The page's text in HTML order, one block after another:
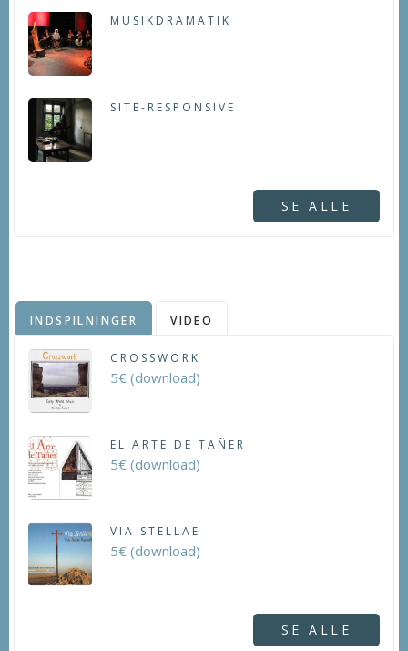
MUSIKDRAMATIK
SITE-RESPONSIVE
SE ALLE
INDSPILNINGER VIDEO
CROSSWORK
5€ (download)
EL ARTE DE TAÑER
5€ (download)
VIA STELLAE
5€ (download)
SE ALLE